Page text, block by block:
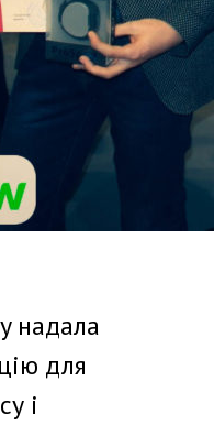
надала
для
і